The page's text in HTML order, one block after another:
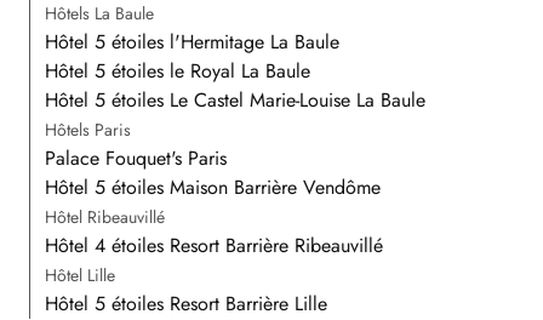
Hôtels La Baule
Hôtel 5 étoiles l'Hermitage La Baule
Hôtel 5 étoiles le Royal La Baule
Hôtel 5 étoiles Le Castel Marie-Louise La Baule
Hôtels Paris
Palace Fouquet's Paris
Hôtel 5 étoiles Maison Barrière Vendôme
Hôtel Ribeauvillé
Hôtel 4 étoiles Resort Barrière Ribeauvillé
Hôtel Lille
Hôtel 5 étoiles Resort Barrière Lille